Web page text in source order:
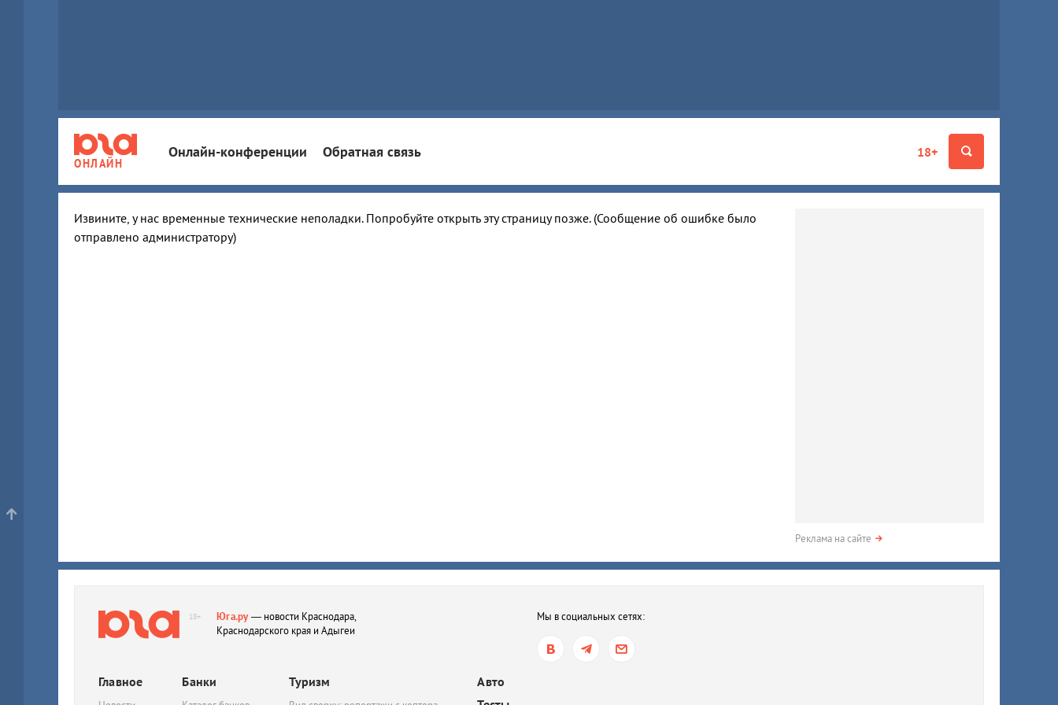
ОНЛАЙН
18+
Онлайн-конференции Обратная связь
Извините, у нас временные технические неполадки. Попробуйте открыть эту страницу позже. (Сообщение об ошибке было
отправлено администратору)
Реклама на сайте
18+ Юга.ру— новости Краснодара,
Краснодарского края и Адыгеи
Мы в социальных сетях:
Главное Банки Туризм
Авто